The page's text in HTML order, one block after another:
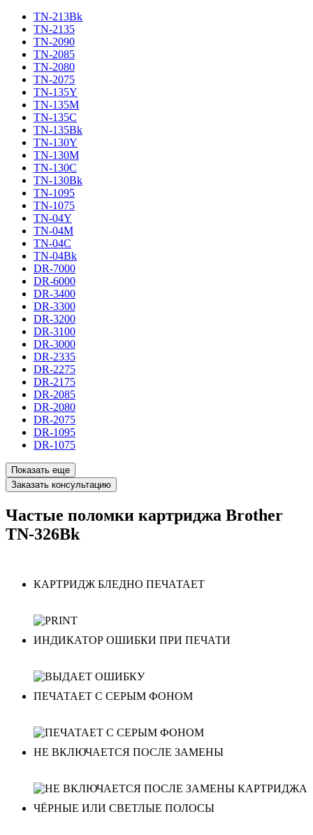
TN-213Bk
TN-2135
TN-2090
TN-2085
TN-2080
TN-2075
TN-135Y
TN-135M
TN-135C
TN-135Bk
TN-130Y
TN-130M
TN-130C
TN-130Bk
TN-1095
TN-1075
TN-04Y
TN-04M
TN-04C
TN-04Bk
DR-7000
DR-6000
DR-3400
DR-3300
DR-3200
DR-3100
DR-3000
DR-2335
DR-2275
DR-2175
DR-2085
DR-2080
DR-2075
DR-1095
DR-1075
Показать еще
Заказать консультацию
Частые поломки картриджа Brother
TN-326Bk
КАРТРИДЖ БЛЕДНО ПЕЧАТАЕТ
ИНДИКАТОР ОШИБКИ ПРИ ПЕЧАТИ
ПЕЧАТАЕТ С СЕРЫМ ФОНОМ
НЕ ВКЛЮЧАЕТСЯ ПОСЛЕ ЗАМЕНЫ
ЧЁРНЫЕ ИЛИ СВЕТЛЫЕ ПОЛОСЫ